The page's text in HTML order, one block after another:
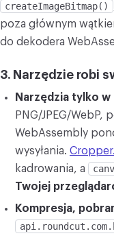
createImageBitmap()
poza głównym
do dekodera
3. Narzędzie robi
Narzędzia tylko
PNG/JPEG/
WebAssembly
wysyłania.
kadrowania, a
Twojej
Kompresja,